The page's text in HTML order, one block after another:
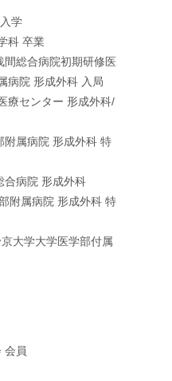
学
科 卒業
間総合病院初期研修医
病院 形成外科 入局
療センター 形成外科/
附属病院 形成外科 特
合病院 形成外科
附属病院 形成外科 特
大学大学医学部付属
会員